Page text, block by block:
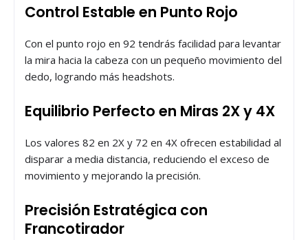
Control Estable en Punto Rojo
Con el punto rojo en 92 tendrás facilidad para levantar
la mira hacia la cabeza con un pequeño movimiento del
dedo, logrando más headshots.
Equilibrio Perfecto en Miras 2X y 4X
Los valores 82 en 2X y 72 en 4X ofrecen estabilidad al
disparar a media distancia, reduciendo el exceso de
movimiento y mejorando la precisión.
Precisión Estratégica con
Francotirador